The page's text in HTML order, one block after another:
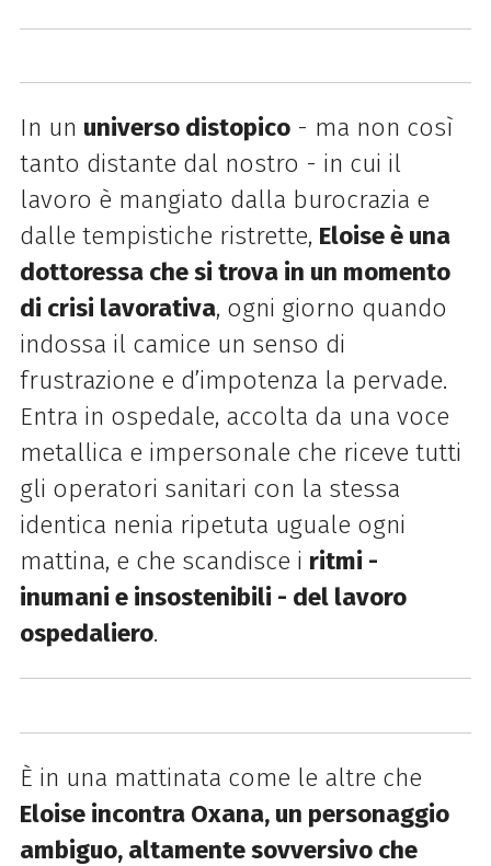
In un universo distopico- ma non così
tanto distante dal nostro - in cui il
lavoro è mangiato dalla burocrazia e
dalle tempistiche ristrette, Eloise è una
dottoressa che si trova in un momento
di crisi lavorativa, ogni giorno quando
indossa il camice un senso di
frustrazione e d’impotenza la pervade.
Entra in ospedale, accolta da una voce
metallica e impersonale che riceve tutti
gli operatori sanitari con la stessa
identica nenia ripetuta uguale ogni
mattina, e che scandisce i ritmi -
inumani e insostenibili - del lavoro
ospedaliero.
È in una mattinata come le altre che
Eloise incontra Oxana, un personaggio
ambiguo, altamente sovversivo che